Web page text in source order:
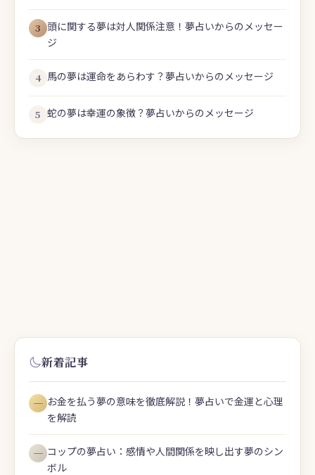
3 頭に関する夢は対人関係注意！夢占いからのメッセー
ジ
4 馬の夢は運命をあらわす？夢占いからのメッセージ
5 蛇の夢は幸運の象徴？夢占いからのメッセージ
新着記事
― お金を払う夢の意味を徹底解説！夢占いで金運と心理
を解読
― コップの夢占い：感情や人間関係を映し出す夢のシン
ボル